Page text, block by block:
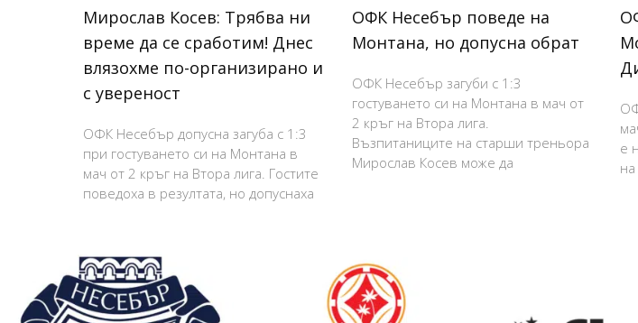
Мирослав Косев: Трябва ни
време да се сработим! Днес
влязохме по-организирано и
с увереност
ОФК Несебър допусна загуба с 1:3
при гостуването си на Монтана в
мач от 2 кръг на Втора лига. Гостите
поведоха в резултата, но допуснаха
ОФК Несебър поведе на
Монтана, но допусна обрат
ОФК Несебър загуби с 1:3
гостуването си на Монтана в мач от
2 кръг на Втора лига.
Възпитаниците на старши треньора
Мирослав Косев може да
е
на